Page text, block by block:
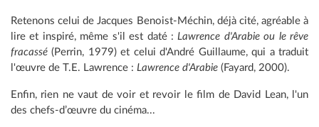
Retenons celui de Jacques Benoist-Méchin, déjà cité, agréable à
lire et inspiré, même s'il est daté : Lawrence d'Arabie ou le rêve
fracassé (Perrin, 1979) et celui d'André Guillaume, qui a traduit
l'œuvre de T.E. Lawrence : Lawrence d'Arabie (Fayard, 2000).
Enfin, rien ne vaut de voir et revoir le film de David Lean, l'un
des chefs-d’œuvre du cinéma...